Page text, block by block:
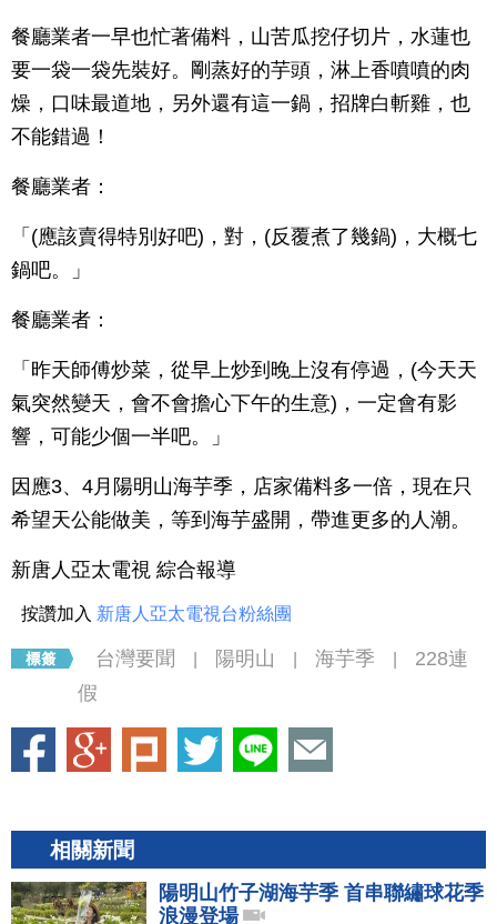
餐廳業者一早也忙著備料，山苦瓜挖仔切片，水蓮也
要一袋一袋先裝好。剛蒸好的芋頭，淋上香噴噴的肉
燥，口味最道地，另外還有這一鍋，招牌白斬雞，也
不能錯過！
餐廳業者：
「(應該賣得特別好吧)，對，(反覆煮了幾鍋)，大概七
鍋吧。」
餐廳業者：
「昨天師傅炒菜，從早上炒到晚上沒有停過，(今天天
氣突然變天，會不會擔心下午的生意)，一定會有影
響，可能少個一半吧。」
因應3、4月陽明山海芋季，店家備料多一倍，現在只
希望天公能做美，等到海芋盛開，帶進更多的人潮。
新唐人亞太電視 綜合報導
按讚加入 新唐人亞太電視台粉絲團
台灣要聞 陽明山 海芋季
228連
假
相關新聞
陽明山竹子湖海芋季 首串聯繡球花季
浪漫登場